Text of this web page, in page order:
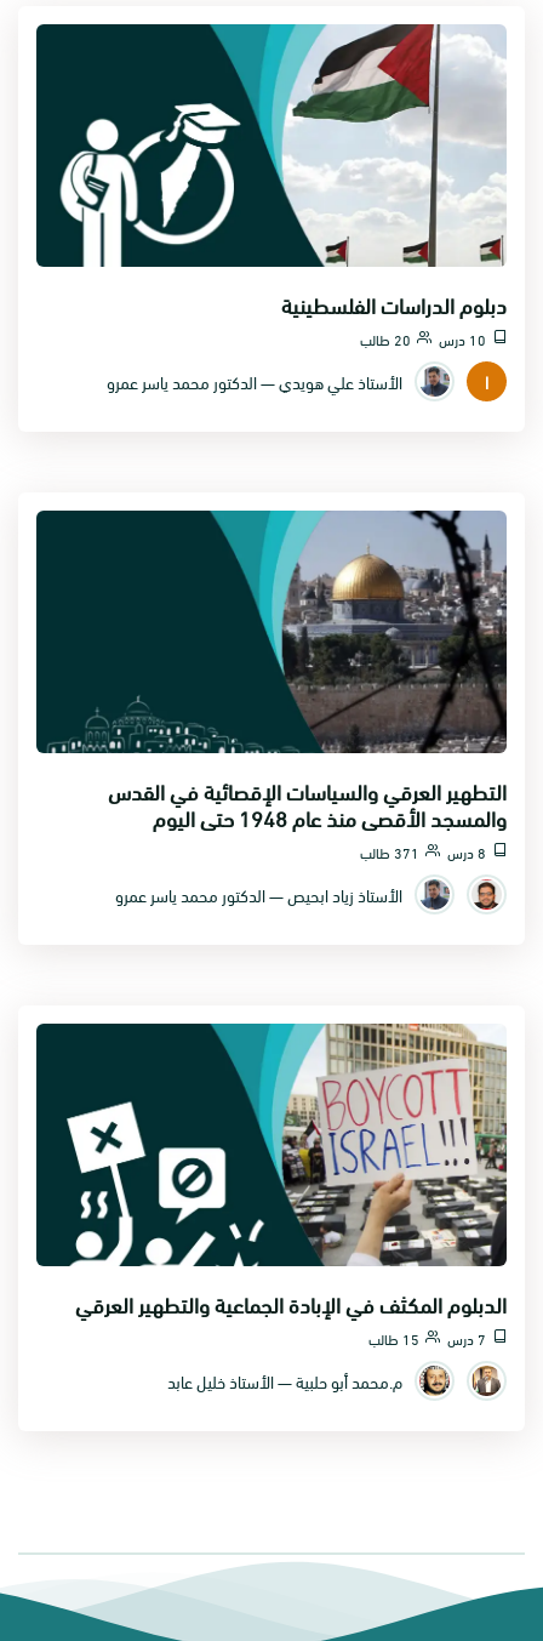
دبلوم الدراسات الفلسطينية
10 درس 20 طالب
ا الأستاذ علي هويدي — الدكتور محمد ياسر عمرو
التطهير العرقي والسياسات الإقصائية في القدس
والمسجد الأقصى منذ عام 1948 حتى اليوم
8 درس 371 طالب
الأستاذ زياد ابحيص — الدكتور محمد ياسر عمرو
الدبلوم المكثف في الإبادة الجماعية والتطهير العرقي
7 درس 15 طالب
م.محمد أبو حلبية — الأستاذ خليل عابد